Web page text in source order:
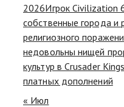
2026Игрок Civilization
собственные города и
религиозного
недовольны нищей
культур в Crusader
платных дополнений
« Июл